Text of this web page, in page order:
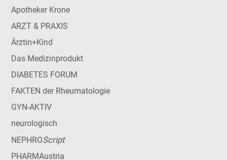
Apotheker Krone
ARZT & PRAXIS
Ärztin+Kind
Das Medizinprodukt
DIABETES FORUM
FAKTEN der Rheumatologie
GYN-AKTIV
neurologisch
NEPHROScript
PHARMAustria